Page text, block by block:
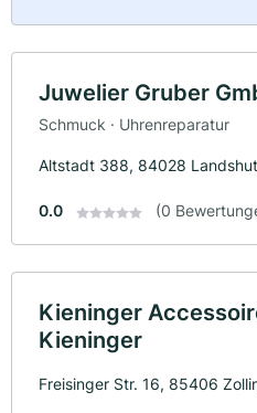
Juwelier Gruber
Schmuck · Uhrenreparatur
Altstadt 388, 84028 Landshut
0.0 (0
Kieninger
Kieninger
Freisinger Str. 16, 85406